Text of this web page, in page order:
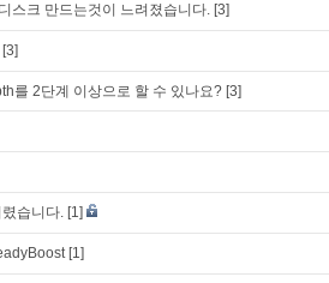
스크 만드는것이 느려졌습니다. [3]
[3]
를 2단계 이상으로 할 수 있나요? [3]
습니다. [1]
[1]